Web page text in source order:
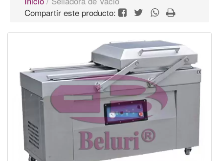
Compartir este producto: